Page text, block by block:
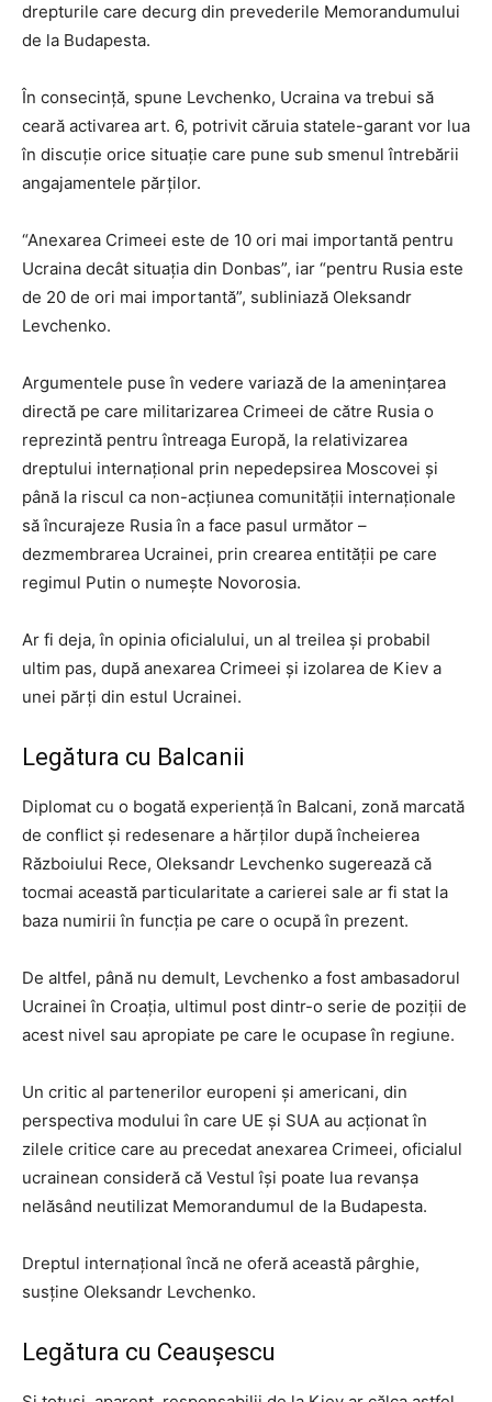
drepturile care decurg din prevederile Memorandumului
de la Budapesta.
În consecință, spune Levchenko, Ucraina va trebui să
ceară activarea art. 6, potrivit căruia statele-garant vor lua
în discuție orice situație care pune sub smenul întrebării
angajamentele părților.
“Anexarea Crimeei este de 10 ori mai importantă pentru
Ucraina decât situația din Donbas”, iar “pentru Rusia este
de 20 de ori mai importantă”, subliniază Oleksandr
Levchenko.
Argumentele puse în vedere variază de la amenințarea
directă pe care militarizarea Crimeei de către Rusia o
reprezintă pentru întreaga Europă, la relativizarea
dreptului internațional prin nepedepsirea Moscovei și
până la riscul ca non-acțiunea comunității internaționale
să încurajeze Rusia în a face pasul următor –
dezmembrarea Ucrainei, prin crearea entității pe care
regimul Putin o numește Novorosia.
Ar fi deja, în opinia oficialului, un al treilea și probabil
ultim pas, după anexarea Crimeei și izolarea de Kiev a
unei părți din estul Ucrainei.
Legătura cu Balcanii
Diplomat cu o bogată experiență în Balcani, zonă marcată
de conflict și redesenare a hărților după încheierea
Războiului Rece, Oleksandr Levchenko sugerează că
tocmai această particularitate a carierei sale ar fi stat la
baza numirii în funcția pe care o ocupă în prezent.
De altfel, până nu demult, Levchenko a fost ambasadorul
Ucrainei în Croația, ultimul post dintr-o serie de poziții de
acest nivel sau apropiate pe care le ocupase în regiune.
Un critic al partenerilor europeni și americani, din
perspectiva modului în care UE și SUA au acționat în
zilele critice care au precedat anexarea Crimeei, oficialul
ucrainean consideră că Vestul își poate lua revanșa
nelăsând neutilizat Memorandumul de la Budapesta.
Dreptul internațional încă ne oferă această pârghie,
susține Oleksandr Levchenko.
Legătura cu Ceaușescu